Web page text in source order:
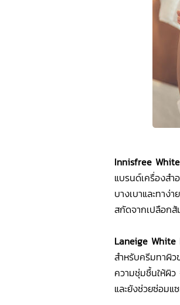
Innisfree
แบรนด์เครื่องส
บางเบาและทาง่
สกัดจากเปลือกส้
Laneige White
สำหรับครีมทาผิ
ความชุ่มชื้นให้ผิว
และยังช่วยซ่อมแ